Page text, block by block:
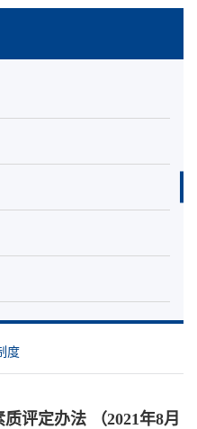
度
评定办法 （2021年8月